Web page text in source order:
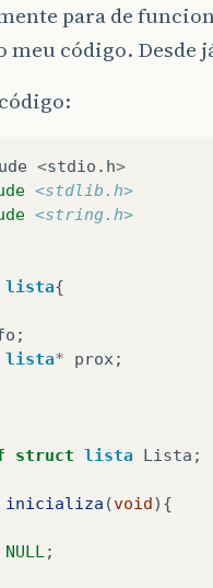
para de
meu código. Desde
<stdio . h>
<stdlib.h>
<string.h>
lista{
;
lista* prox ;
struct lista Lista ;
inicializa (void){
NULL ;